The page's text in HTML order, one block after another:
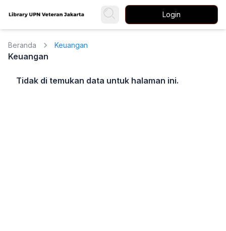
Login
Beranda Keuangan
Keuangan
Tidak di temukan data untuk halaman ini.